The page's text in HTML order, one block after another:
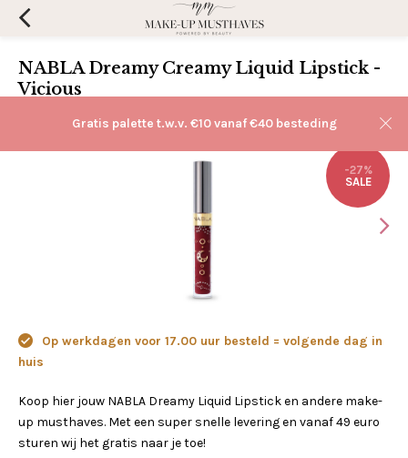
Gratis palette t.w.v. €10 vanaf €40 besteding
NABLA Dreamy Creamy Liquid Lipstick -
Vicious
-27%
SALE
Op werkdagen voor 17.00 uur besteld = volgende dag in
huis
Koop hier jouw NABLA Dreamy Liquid Lipstick en andere make-
up musthaves. Met een super snelle levering en vanaf 49 euro
sturen wij het gratis naar je toe!